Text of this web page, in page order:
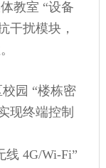
教室 “设备
干扰模块，
园 “楼栋密
现终端控制
线 4G/Wi-Fi”